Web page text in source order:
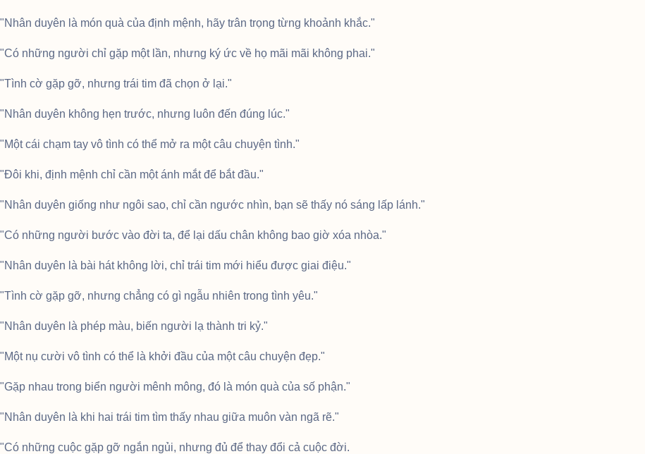
"Nhân duyên là món quà của định mệnh, hãy trân trọng từng khoảnh khắc."
"Có những người chỉ gặp một lần, nhưng ký ức về họ mãi mãi không phai."
"Tình cờ gặp gỡ, nhưng trái tim đã chọn ở lại."
"Nhân duyên không hẹn trước, nhưng luôn đến đúng lúc."
"Một cái chạm tay vô tình có thể mở ra một câu chuyện tình."
"Đôi khi, định mệnh chỉ cần một ánh mắt để bắt đầu."
"Nhân duyên giống như ngôi sao, chỉ cần ngước nhìn, bạn sẽ thấy nó sáng lấp lánh."
"Có những người bước vào đời ta, để lại dấu chân không bao giờ xóa nhòa."
"Nhân duyên là bài hát không lời, chỉ trái tim mới hiểu được giai điệu."
"Tình cờ gặp gỡ, nhưng chẳng có gì ngẫu nhiên trong tình yêu."
"Nhân duyên là phép màu, biến người lạ thành tri kỷ."
"Một nụ cười vô tình có thể là khởi đầu của một câu chuyện đẹp."
"Gặp nhau trong biển người mênh mông, đó là món quà của số phận."
"Nhân duyên là khi hai trái tim tìm thấy nhau giữa muôn vàn ngã rẽ."
"Có những cuộc gặp gỡ ngắn ngủi, nhưng đủ để thay đổi cả cuộc đời.